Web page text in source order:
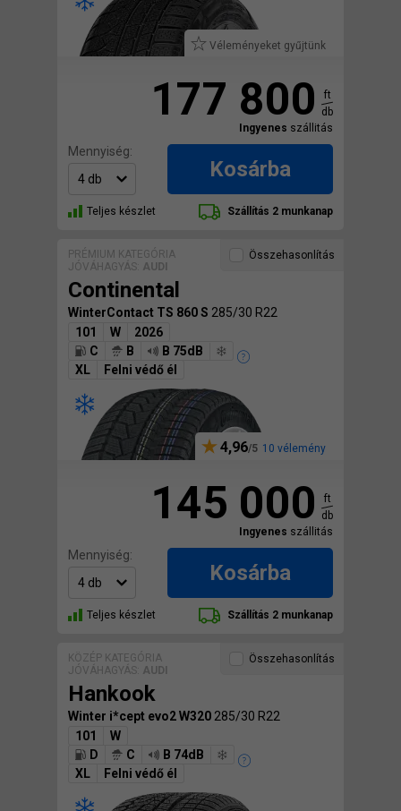
Véleményeket gyűjtünk
177 800
ft
db
Ingyenes szállitás
Mennyiség:
Kosárba
Teljes készlet Szállítás 2 munkanap
PRÉMIUM KATEGÓRIA
JÓVÁHAGYÁS: AUDI
Continental
WinterContact TS 860 S 285/30 R22
101
W
2026
C
B
B 75dB
XL
Felni védő él
4,96 10 vélemény
Összehasonlítás
145 000
ft
db
Ingyenes szállitás
Mennyiség:
Kosárba
Teljes készlet Szállítás 2 munkanap
KÖZÉP KATEGÓRIA
JÓVÁHAGYÁS: AUDI
Hankook
Winter i*cept evo2 W320 285/30 R22
101
W
D
C
B 74dB
XL
Felni védő él
Összehasonlítás